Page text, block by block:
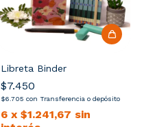
Libreta Binder
$7.450
$6.705 con Transferencia o depósito
6 x $1.241,67 sin